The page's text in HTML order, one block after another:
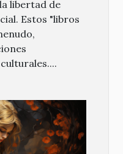
libertad de
Estos "libros